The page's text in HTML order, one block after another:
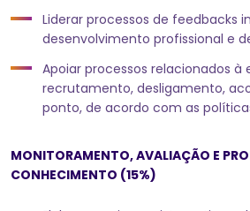
Liderar processos de feedbacks
desenvolvimento profissional e
Apoiar processos relacionados à
recrutamento, desligamento,
ponto, de acordo com as
MONITORAMENTO, AVALIAÇÃO E
CONHECIMENTO (15%)